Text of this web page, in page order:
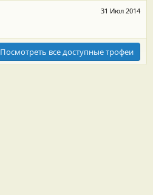
31 Июл 2014
Посмотреть все доступные трофеи